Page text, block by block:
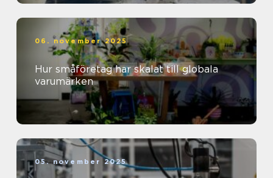
06. november 2025
Hur småföretag har skalat till globala
varumärken
05. november 2025